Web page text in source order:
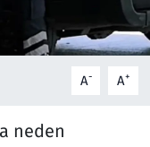
A- A+
neden